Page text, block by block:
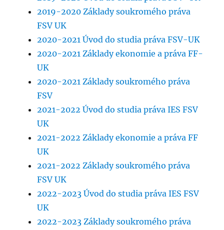
2019-2020 Základy soukromého práva
FSV UK
2020-2021 Úvod do studia práva FSV-UK
2020-2021 Základy ekonomie a práva FF-
UK
2020-2021 Základy soukromého práva
FSV
2021-2022 Úvod do studia práva IES FSV
UK
2021-2022 Základy ekonomie a práva FF
UK
2021-2022 Základy soukromého práva
FSV UK
2022-2023 Úvod do studia práva IES FSV
UK
2022-2023 Základy soukromého práva